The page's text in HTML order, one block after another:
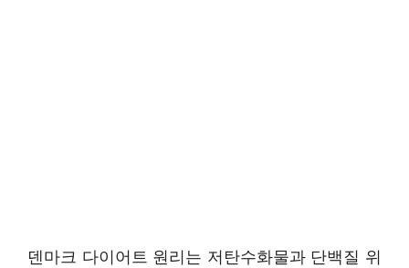
덴마크 다이어트 원리는 저탄수화물과 단백질 위